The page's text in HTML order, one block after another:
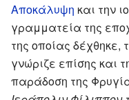
Αποκάλυψη και την
γραμματεία της
της οποίας δέχθηκε,
γνώριζε επίσης και
παράδοση της